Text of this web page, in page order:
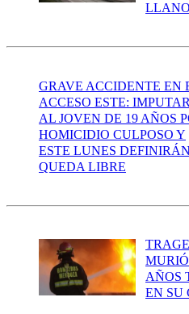
LLANO
GRAVE ACCIDENTE EN
ACCESO ESTE:
AL JOVEN DE 19 AÑOS
HOMICIDIO CULPOSO Y
ESTE LUNES
QUEDA LIBRE
AÑOS
EN SU